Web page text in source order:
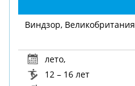
Виндзор, Великобритания
лето,
12 – 16 лет